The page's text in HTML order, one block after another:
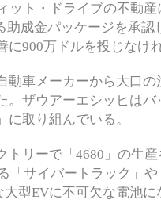
ット・ドライブの不動
助成金パッケージを承
に900万ドルを投じなけ
車メーカーから大口の
。ザウアーエシッヒは
に取り組んでいる。
リーで「4680」の生
「サイバートラック」
型EVに不可欠な電池